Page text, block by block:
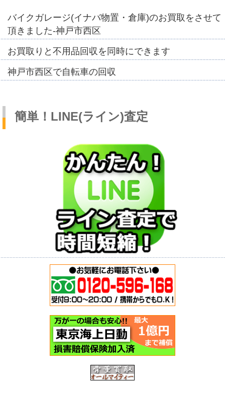
バイクガレージ(イナバ物置・倉庫)のお買取をさせて
頂きました-神戸市西区
お買取りと不用品回収を同時にできます
神戸市西区で自転車の回収
簡単！LINE(ライン)査定